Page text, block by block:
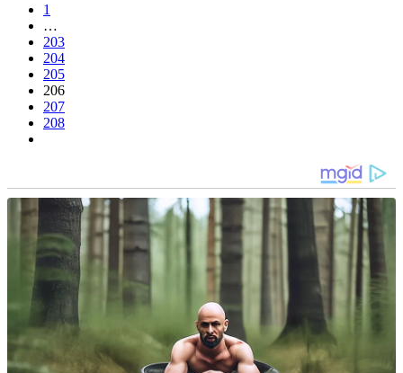
1
…
203
204
205
206
207
208